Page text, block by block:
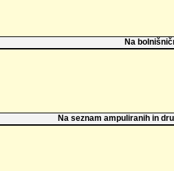
Na
Na seznam ampuliranih in